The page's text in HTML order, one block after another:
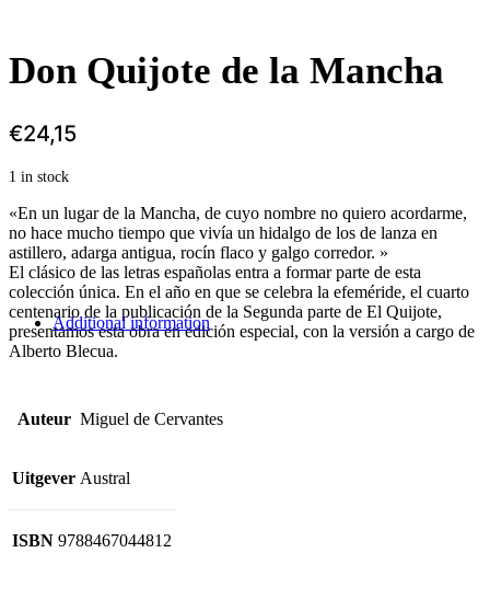
Don Quijote de la Mancha
€24,15
1 in stock
«En un lugar de la Mancha, de cuyo nombre no quiero acordarme,
no hace mucho tiempo que vivía un hidalgo de los de lanza en
astillero, adarga antigua, rocín flaco y galgo corredor. »
El clásico de las letras españolas entra a formar parte de esta
colección única. En el año en que se celebra la efeméride, el cuarto
centenario de la publicación de la Segunda parte de El Quijote,
presentamos esta obra en edición especial, con la versión a cargo de
Alberto Blecua.
Additional information
Auteur Miguel de Cervantes
Uitgever Austral
ISBN 9788467044812